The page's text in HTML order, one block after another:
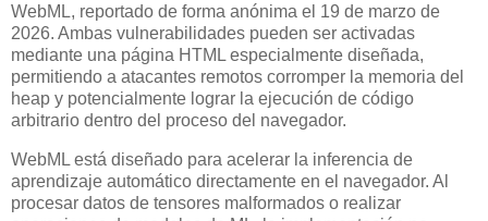
WebML, reportado de forma anónima el 19 de marzo de
2026. Ambas vulnerabilidades pueden ser activadas
mediante una página HTML especialmente diseñada,
permitiendo a atacantes remotos corromper la memoria del
heap y potencialmente lograr la ejecución de código
arbitrario dentro del proceso del navegador.
WebML está diseñado para acelerar la inferencia de
aprendizaje automático directamente en el navegador. Al
procesar datos de tensores malformados o realizar